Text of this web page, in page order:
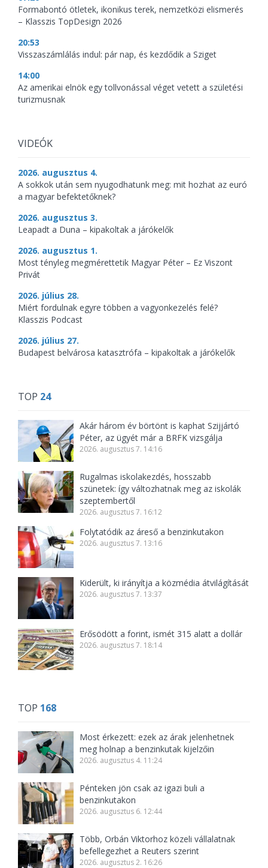
Formabontó ötletek, ikonikus terek, nemzetközi elismerés
– Klasszis TopDesign 2026
20:53
Visszaszámlálás indul: pár nap, és kezdődik a Sziget
14:00
Az amerikai elnök egy tollvonással véget vetett a születési
turizmusnak
VIDEÓK
2026. augusztus 4.
A sokkok után sem nyugodhatunk meg: mit hozhat az euró
a magyar befektetőknek?
2026. augusztus 3.
Leapadt a Duna – kipakoltak a járókelők
2026. augusztus 1.
Most tényleg megmérettetik Magyar Péter – Ez Viszont
Privát
2026. július 28.
Miért fordulnak egyre többen a vagyonkezelés felé?
Klasszis Podcast
2026. július 27.
Budapest belvárosa katasztrófa – kipakoltak a járókelők
TOP 24
Akár három év börtönt is kaphat Szijjártó
Péter, az ügyét már a BRFK vizsgálja
2026. augusztus 7. 14:16
Rugalmas iskolakezdés, hosszabb
szünetek: így változhatnak meg az iskolák
szeptembertől
2026. augusztus 7. 16:12
Folytatódik az áreső a benzinkutakon
2026. augusztus 7. 13:16
Kiderült, ki irányítja a közmédia átvilágítását
2026. augusztus 7. 13:37
Erősödött a forint, ismét 315 alatt a dollár
2026. augusztus 7. 18:14
TOP 168
Most érkezett: ezek az árak jelenhetnek
meg holnap a benzinkutak kijelzőin
2026. augusztus 4. 11:24
Pénteken jön csak az igazi buli a
benzinkutakon
2026. augusztus 6. 12:44
Több, Orbán Viktorhoz közeli vállalatnak
befellegezhet a Reuters szerint
2026. augusztus 2. 16:26